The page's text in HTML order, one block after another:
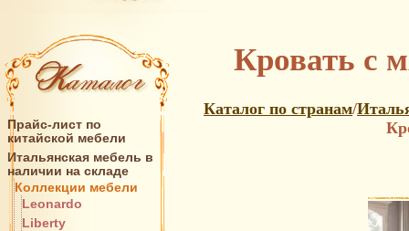
Прайс-лист по
китайской мебели
Итальянская мебель в
наличии на складе
Коллекции мебели
Leonardo
Liberty
Кровать с
Каталог по странам/